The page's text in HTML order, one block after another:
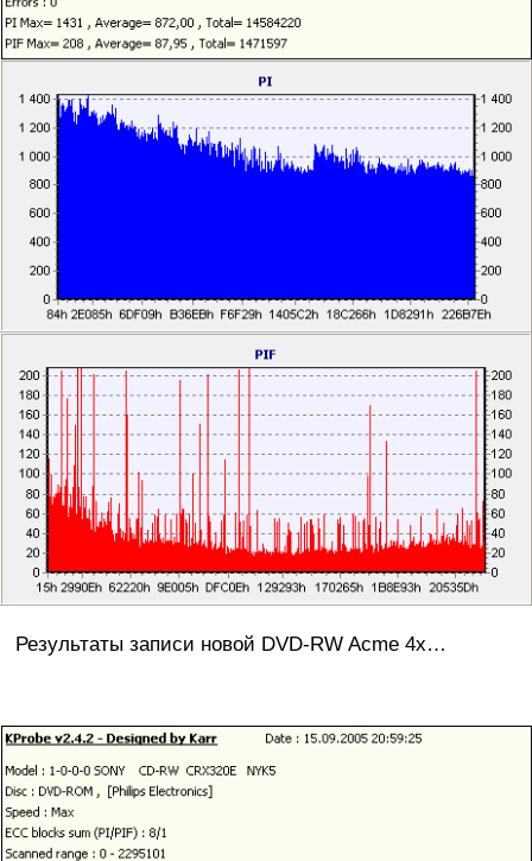
Результаты записи новой DVD-RW Acme 4x…